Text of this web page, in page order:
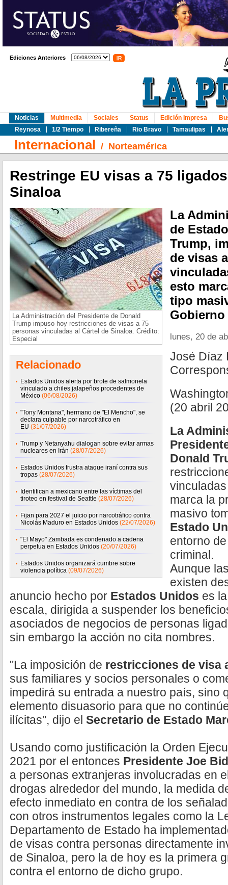
Ediciones Anteriores
Noticias
Reynosa
1/2 Tiempo Ribereña Rio Bravo Tamaulipas
Multimedia Sociales Status Edición Impresa
Internacional / Norteamérica
Restringe EU visas a 75
Sinaloa
La Administración del Presidente de Donald
Trump impuso hoy restricciones de visas a 75
personas vinculadas al Cártel de Sinaloa. Crédito:
Especial
Relacionado
Estados Unidos alerta por brote de salmonela
vinculado a chiles jalapeños procedentes de
México (06/08/2026)
"Tony Montana", hermano de "El Mencho", se
declara culpable por narcotráfico en
EU (31/07/2026)
Trump y Netanyahu dialogan sobre evitar armas
nucleares en Irán (28/07/2026)
Estados Unidos frustra ataque iraní contra sus
tropas (28/07/2026)
Identifican a mexicano entre las víctimas del
tiroteo en festival de Seattle (28/07/2026)
Fijan para 2027 el juicio por narcotráfico contra
Nicolás Maduro en Estados Unidos (22/07/2026)
"El Mayo" Zambada es condenado a cadena
perpetua en Estados Unidos (20/07/2026)
Estados Unidos organizará cumbre sobre
violencia política (09/07/2026)
La
de
Trump,
de visas
esto
tipo
lunes, 20 de
José Díaz
(20 abril
La
Donald
marca la
masivo
Estado
entorno
criminal.
Aunque
existen
anuncio hecho por Estados Unidos es
escala, dirigida a suspender los
asociados de negocios de personas
sin embargo la acción no cita nombres.
"La imposición de restricciones de visa
sus familiares y socios personales o
impedirá su entrada a nuestro país, sino
elemento disuasorio para que no
ilícitas", dijo el Secretario de Estado
Usando como justificación la Orden
2021 por el entonces Presidente Joe
a personas extranjeras involucradas en
drogas alrededor del mundo, la medida
efecto inmediato en contra de los
con otros instrumentos legales como la
Departamento de Estado ha
de visas contra personas directamente
de Sinaloa, pero la de hoy es la primera
contra el entorno de dicho grupo.